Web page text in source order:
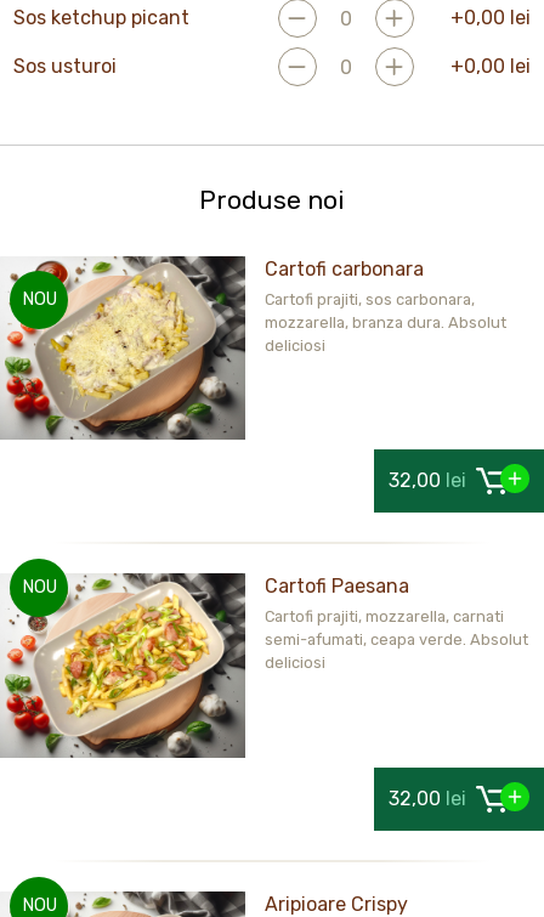
Sos ketchup picant +0,00 lei
Sos usturoi +0,00 lei
Produse noi
NOU
Cartofi carbonara
Cartofi prajiti, sos carbonara,
mozzarella, branza dura. Absolut
deliciosi
32,00 lei
NOU Cartofi Paesana
Cartofi prajiti, mozzarella, carnati
semi-afumati, ceapa verde. Absolut
deliciosi
32,00 lei
NOU Aripioare Crispy